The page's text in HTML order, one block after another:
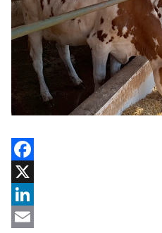
Facebook
X
LinkedIn